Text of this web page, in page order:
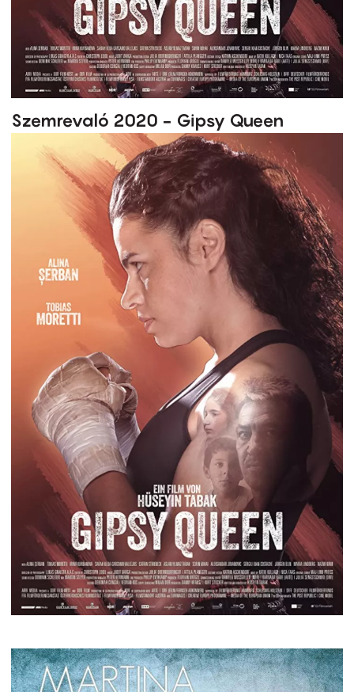
Szemrevaló 2020 - Gipsy Queen